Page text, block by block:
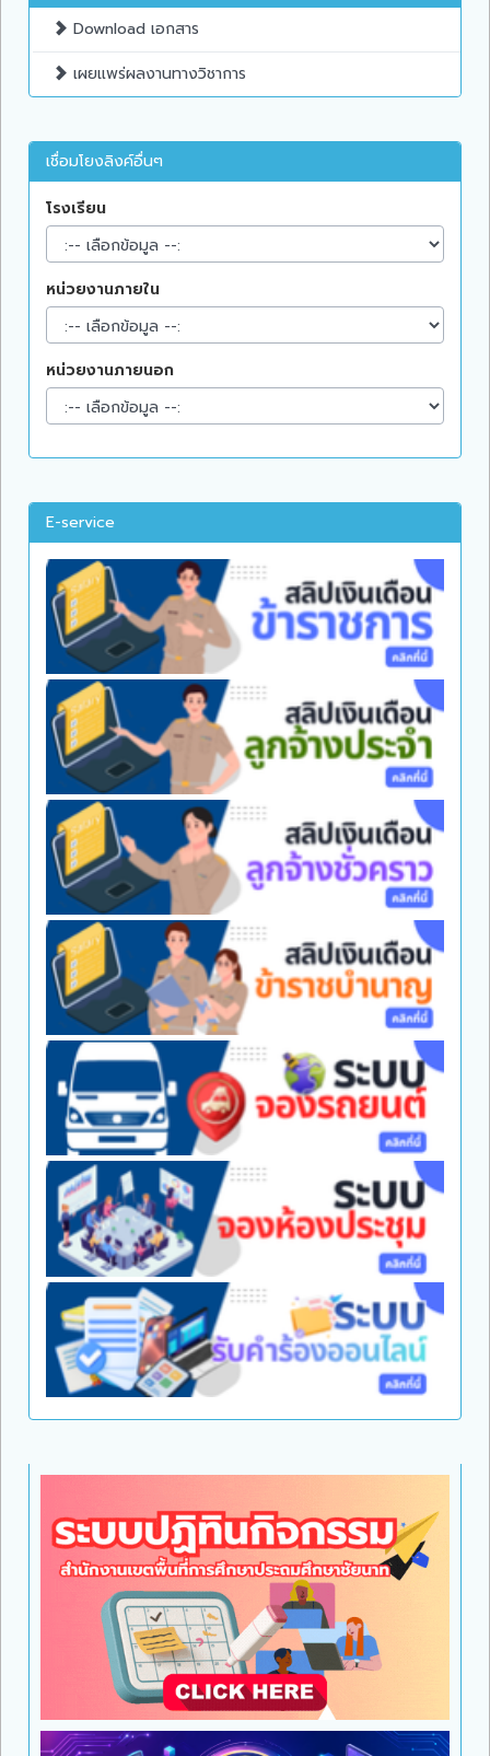
Download เอกสาร
เผยแพร่ผลงานทางวิชาการ
เชื่อมโยงลิงค์อื่นๆ
โรงเรียน
หน่วยงานภายใน
หน่วยงานภายนอก
E-service